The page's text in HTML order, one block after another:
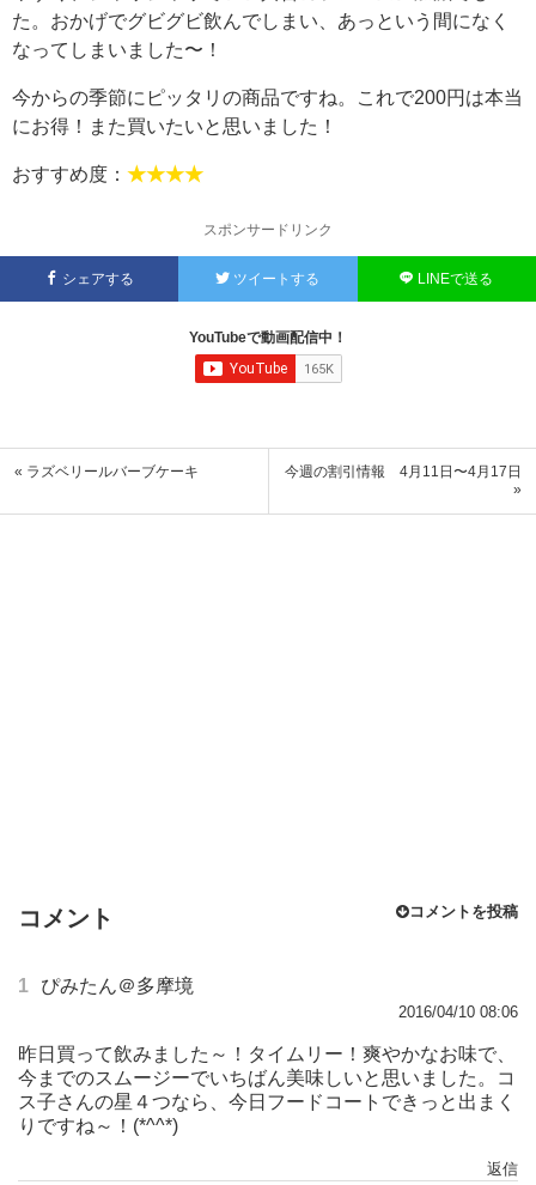
た。おかげでグビグビ飲んでしまい、あっという間になく
なってしまいました〜！
今からの季節にピッタリの商品ですね。これで200円は本当
にお得！また買いたいと思いました！
おすすめ度： ★★★★
スポンサードリンク
シェアする ツイートする LINEで送る
YouTubeで動画配信中！
« ラズベリールバーブケーキ
今週の割引情報 4月11日〜4月17日
»
コメント コメントを投稿
1 ぴみたん＠多摩境
2016/04/10 08:06
昨日買って飲みました～！タイムリー！爽やかなお味で、
今までのスムージーでいちばん美味しいと思いました。コ
ス子さんの星４つなら、今日フードコートできっと出まく
りですね～！(*^^*)
返信